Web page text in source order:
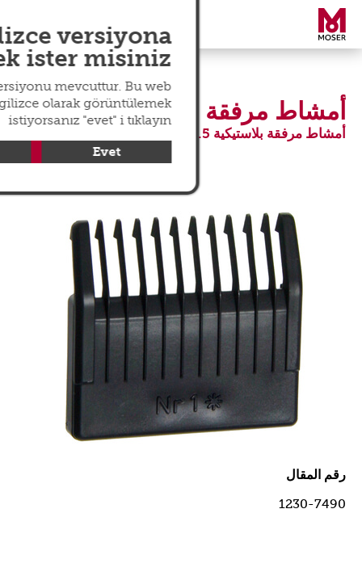
أمشاط مرفقة 7490-1230
أمشاط مرفقة بلاستيكية 4.5 مم #1
رقم المقال
1230-7490
versiyona
ister misiniz?
mevcuttur. Bu web
olarak görüntülemek
istiyorsanız "evet" i tıklayın
Evet